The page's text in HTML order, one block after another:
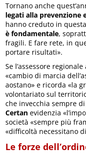
Tornano anche
legati alla prevenzione
hanno creduto in
è fondamentale,
fragili. E fare rete, in
portare risultati».
Se l’assessore
«cambio di marcia
aostano» e ricorda «la
volontariato sul
che invecchia sempre
Certan evidenzia
società «sempre più
«difficoltà necessitano
Le forze